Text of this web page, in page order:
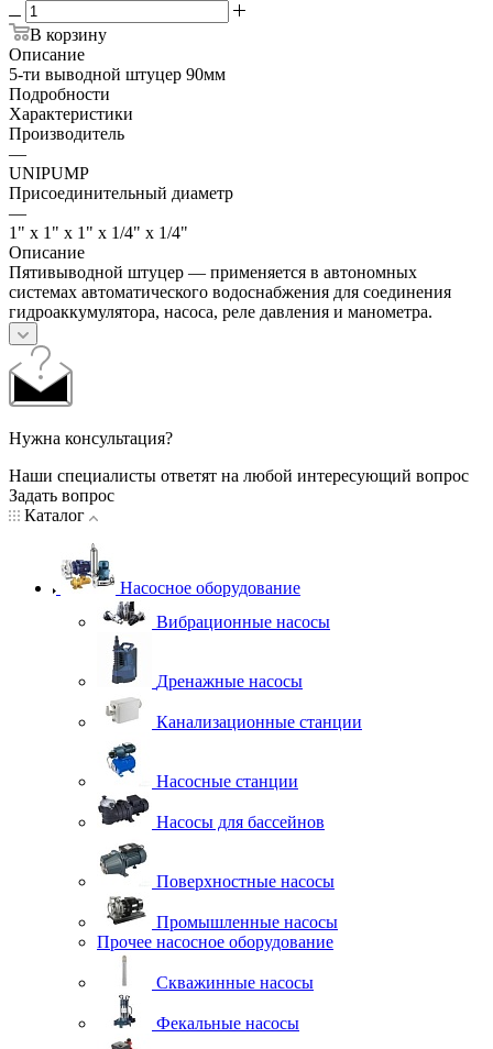
В корзину
Описание
5-ти выводной штуцер 90мм
Подробности
Характеристики
Производитель
—
UNIPUMP
Присоединительный диаметр
—
1" x 1" x 1" x 1/4" x 1/4"
Описание
Пятивыводной штуцер — применяется в автономных
системах автоматического водоснабжения для соединения
гидроаккумулятора, насоса, реле давления и манометра.
Нужна консультация?
Наши специалисты ответят на любой интересующий вопрос
Задать вопрос
Каталог
Насосное оборудование
Вибрационные насосы
Дренажные насосы
Канализационные станции
Насосные станции
Насосы для бассейнов
Поверхностные насосы
Промышленные насосы
Прочее насосное оборудование
Скважинные насосы
Фекальные насосы